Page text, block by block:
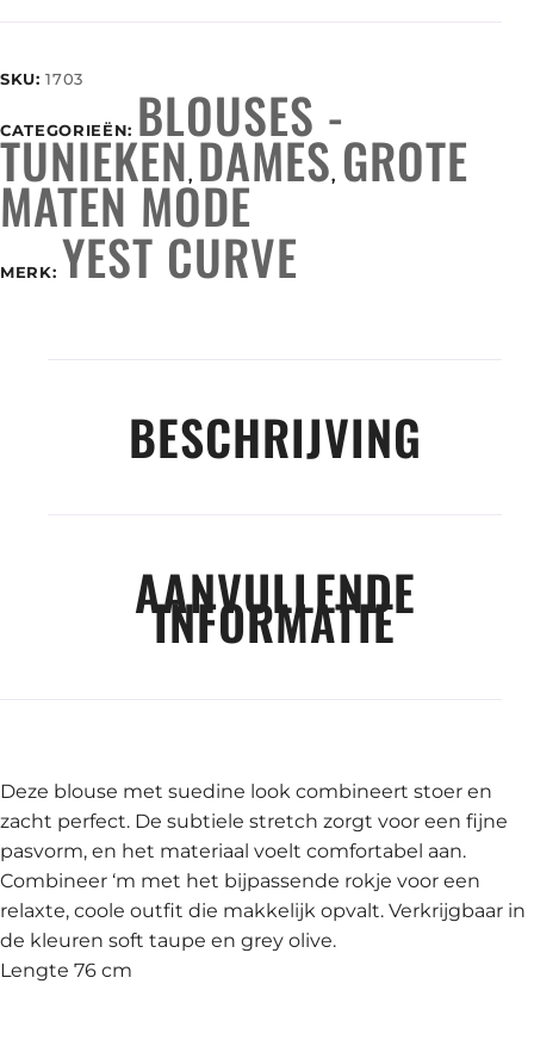
SKU:1703
CATEGORIEËN: BLOUSES -
TUNIEKEN, DAMES, GROTE
MATEN MODE
MERK: YEST CURVE
BESCHRIJVING
AANVULLENDE
INFORMATIE
Deze blouse met suedine look combineert stoer en
zacht perfect. De subtiele stretch zorgt voor een fijne
pasvorm, en het materiaal voelt comfortabel aan.
Combineer ‘m met het bijpassende rokje voor een
relaxte, coole outfit die makkelijk opvalt. Verkrijgbaar in
de kleuren soft taupe en grey olive.
Lengte 76 cm